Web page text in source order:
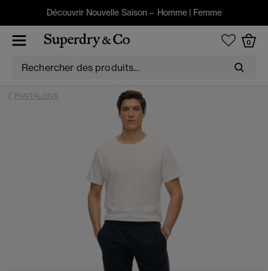
Découvrir Nouvelle Saison – Homme| Femme
0
PANTALONS